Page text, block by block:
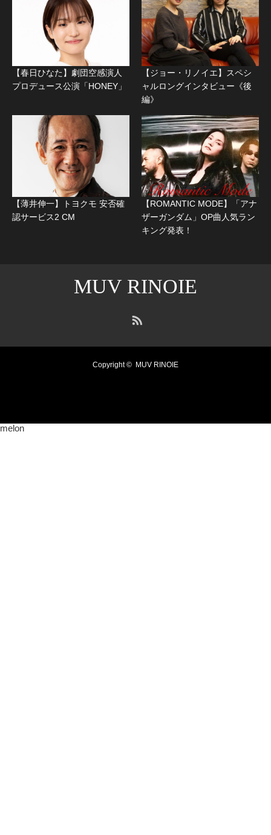
【春日ひなた】劇団空感演人
プロデュース公演「HONEY」
【ジョー・リノイエ】スペシ
ャルロングインタビュー《後
編》
【薄井伸一】トヨクモ 安否確
認サービス2 CM
【ROMANTIC MODE】「アナ
ザーガンダム」OP曲人気ラン
キング発表！
MUV RINOIE
Copyright © MUV RINOIE
melon